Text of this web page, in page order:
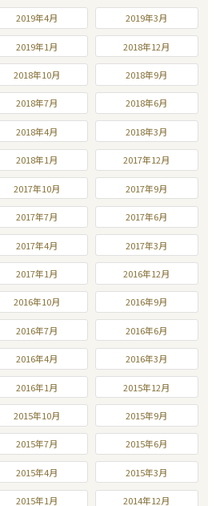
2019年4月 2019年3月
2019年1月 2018年12月
2018年10月 2018年9月
2018年7月 2018年6月
2018年4月 2018年3月
2018年1月 2017年12月
2017年10月 2017年9月
2017年7月 2017年6月
2017年4月 2017年3月
2017年1月 2016年12月
2016年10月 2016年9月
2016年7月 2016年6月
2016年4月 2016年3月
2016年1月 2015年12月
2015年10月 2015年9月
2015年7月 2015年6月
2015年4月 2015年3月
2015年1月 2014年12月